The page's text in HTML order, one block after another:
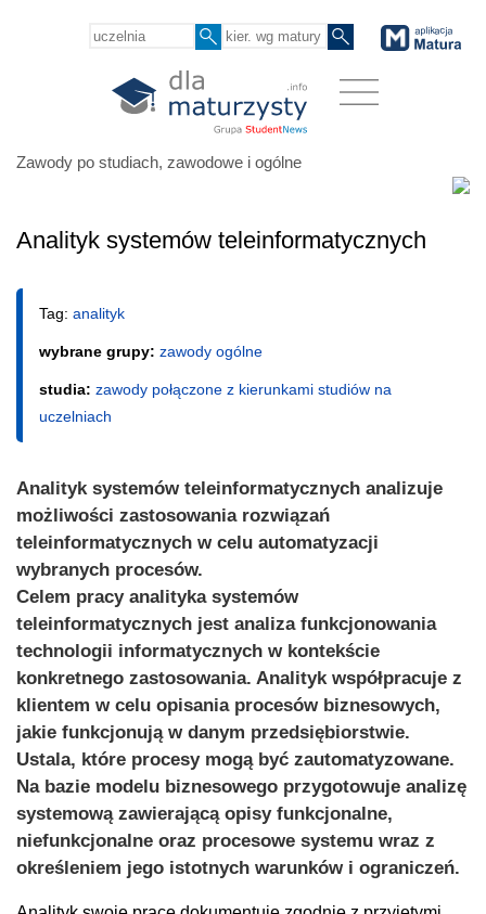
Zawody po studiach, zawodowe i ogólne
Analityk systemów teleinformatycznych
Tag: analityk
wybrane grupy: zawody ogólne
studia: zawody połączone z kierunkami studiów na
uczelniach
Analityk systemów teleinformatycznych analizuje
możliwości zastosowania rozwiązań
teleinformatycznych w celu automatyzacji
wybranych procesów.
Celem pracy analityka systemów
teleinformatycznych jest analiza funkcjonowania
technologii informatycznych w kontekście
konkretnego zastosowania. Analityk współpracuje z
klientem w celu opisania procesów biznesowych,
jakie funkcjonują w danym przedsiębiorstwie.
Ustala, które procesy mogą być zautomatyzowane.
Na bazie modelu biznesowego przygotowuje analizę
systemową zawierającą opisy funkcjonalne,
niefunkcjonalne oraz procesowe systemu wraz z
określeniem jego istotnych warunków i ograniczeń.